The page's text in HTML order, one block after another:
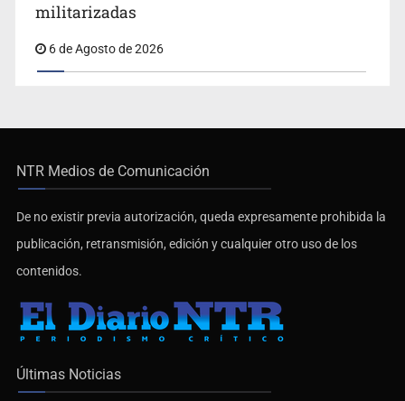
militarizadas
6 de Agosto de 2026
NTR Medios de Comunicación
De no existir previa autorización, queda expresamente prohibida la
publicación, retransmisión, edición y cualquier otro uso de los
contenidos.
Últimas Noticias